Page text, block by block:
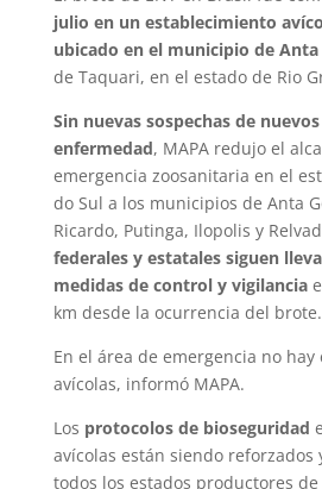
julio en un establecimiento
ubicado en el municipio de Anta
de Taquari, en el estado de Rio
Sin nuevas sospechas de
enfermedad, MAPA redujo el
emergencia zoosanitaria en el
do Sul a los municipios de Anta
Ricardo, Putinga, Ilopolis y
federales y estatales siguen
medidas de control y vigilancia
km desde la ocurrencia del brote.
En el área de emergencia no
avícolas, informó MAPA.
Los protocolos de bioseguridad
avícolas están siendo reforzados
todos los estados productores de